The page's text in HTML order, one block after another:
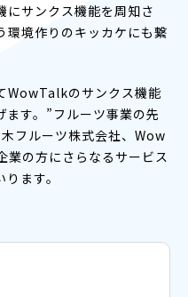
にサンクス機能を周知さ
環境作りのキッカケにも繋
WowTalkのサンクス機能
す。”フルーツ事業の先
フルーツ株式会社、Wow
業の方にさらなるサービス
ます。